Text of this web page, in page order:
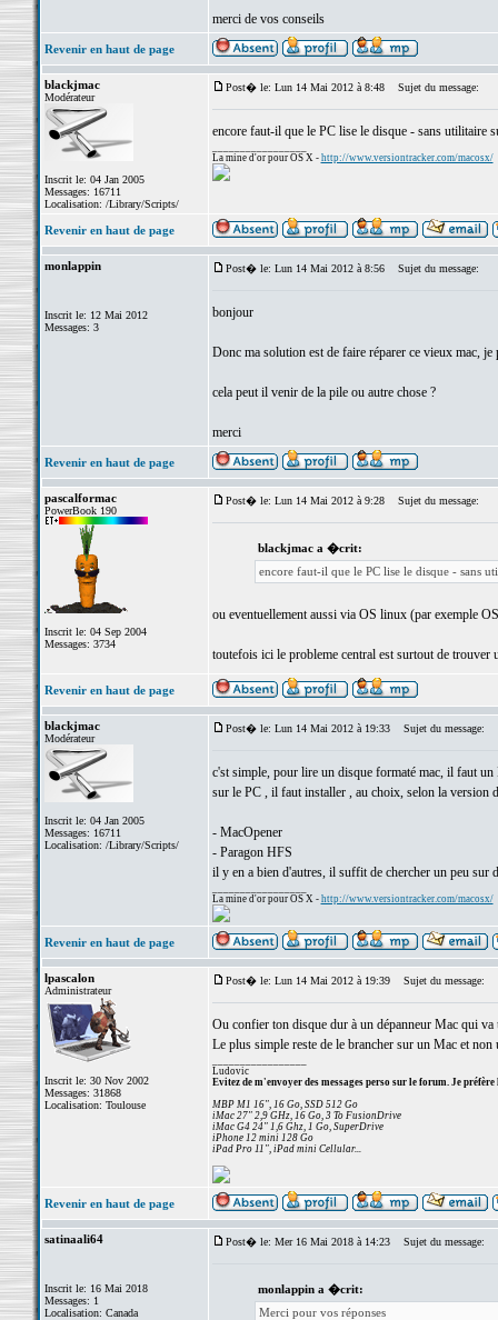
merci de vos conseils
Revenir en haut de page
blackjmac
Modérateur
Inscrit le: 04 Jan 2005
Messages: 16711
Localisation: /Library/Scripts/
Post� le: Lun 14 Mai 2012 à 8:48 Sujet du message:
encore faut-il que le PC lise le disque - sans utilitaire
La mine d'or pour OS X - http://www.versiontracker.com/macosx/
Revenir en haut de page
monlappin
Inscrit le: 12 Mai 2012
Messages: 3
Post� le: Lun 14 Mai 2012 à 8:56 Sujet du message:
bonjour
Donc ma solution est de faire réparer ce vieux mac,
cela peut il venir de la pile ou autre chose ?
merci
Revenir en haut de page
pascalformac
PowerBook 190
Inscrit le: 04 Sep 2004
Messages: 3734
Post� le: Lun 14 Mai 2012 à 9:28 Sujet du message:
blackjmac a �crit:
encore faut-il que le PC lise le disque - sans
ou eventuellement aussi via OS linux (par exemple
toutefois ici le probleme central est surtout de trouver
Revenir en haut de page
blackjmac
Modérateur
Inscrit le: 04 Jan 2005
Messages: 16711
Localisation: /Library/Scripts/
Post� le: Lun 14 Mai 2012 à 19:33 Sujet du message:
c'st simple, pour lire un disque formaté mac, il faut un
sur le PC , il faut installer , au choix, selon la version
- MacOpener
- Paragon HFS
il y en a bien d'autres, il suffit de chercher un peu sur
La mine d'or pour OS X - http://www.versiontracker.com/macosx/
Revenir en haut de page
lpascalon
Administrateur
Inscrit le: 30 Nov 2002
Messages: 31868
Localisation: Toulouse
Post� le: Lun 14 Mai 2012 à 19:39 Sujet du message:
Ou confier ton disque dur à un dépanneur Mac qui va
Le plus simple reste de le brancher sur un Mac et non
Ludovic
Evitez de m'envoyer des messages perso sur le forum. Je préfère
MBP M1 16", 16 Go, SSD 512 Go
iMac 27" 2,9 GHz, 16 Go, 3 To FusionDrive
iMac G4 24" 1,6 Ghz, 1 Go, SuperDrive
iPhone 12 mini 128 Go
iPad Pro 11", iPad mini Cellular...
Revenir en haut de page
satinaali64
Inscrit le: 16 Mai 2018
Messages: 1
Localisation: Canada
Post� le: Mer 16 Mai 2018 à 14:23 Sujet du message:
monlappin a �crit:
Merci pour vos réponses